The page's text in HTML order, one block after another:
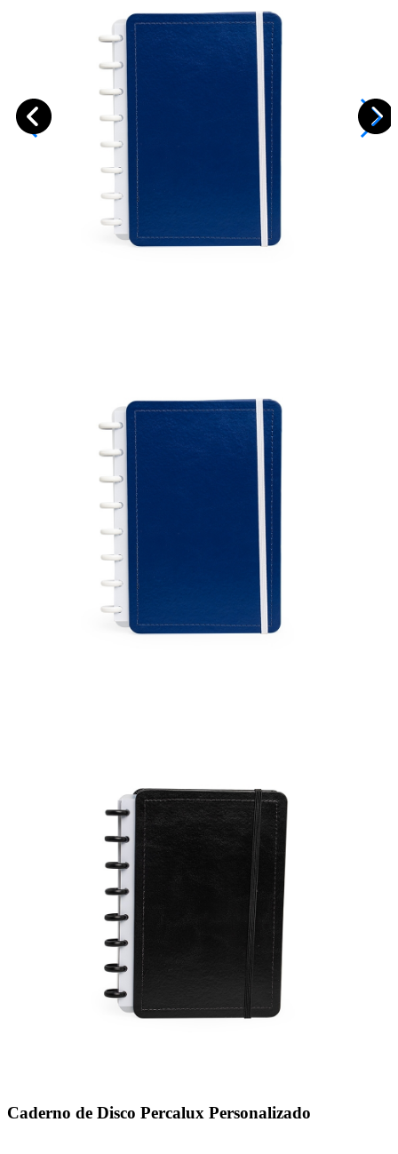
Caderno de Disco Percalux Personalizado